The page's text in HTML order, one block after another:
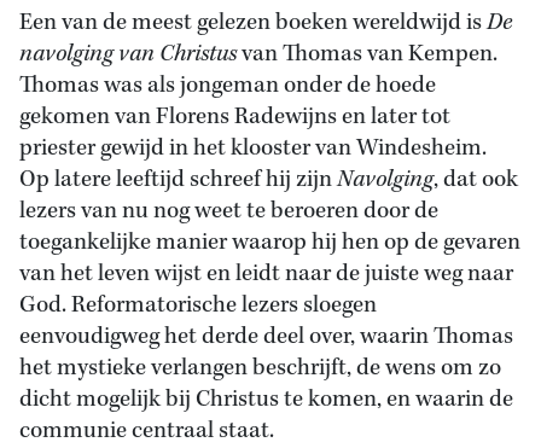
Een van de meest gelezen boeken wereldwijd isDe
navolging van Christusvan Thomas van Kempen.
Thomas was als jongeman onder de hoede
gekomen van Florens Radewijns en later tot
priester gewijd in het klooster van Windesheim.
Op latere leeftijd schreef hij zijnNavolging, dat ook
lezers van nu nog weet te beroeren door de
toegankelijke manier waarop hij hen op de gevaren
van het leven wijst en leidt naar de juiste weg naar
God. Reformatorische lezers sloegen
eenvoudigweg het derde deel over, waarin Thomas
het mystieke verlangen beschrijft, de wens om zo
dicht mogelijk bij Christus te komen, en waarin de
communie centraal staat.